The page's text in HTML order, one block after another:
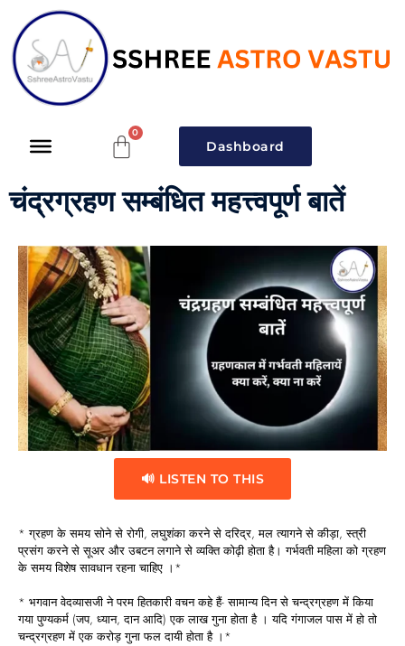
Dashboard
चंद्रग्रहण सम्बंधित महत्त्वपूर्ण बातें
🔊 LISTEN TO THIS
* ग्रहण के समय सोने से रोगी, लघुशंका करने से दरिद्र, मल त्यागने से कीड़ा, स्त्री
प्रसंग करने से सूअर और उबटन लगाने से व्यक्ति कोढ़ी होता है। गर्भवती महिला को ग्रहण
के समय विशेष सावधान रहना चाहिए ।*
* भगवान वेदव्यासजी ने परम हितकारी वचन कहे हैं- सामान्य दिन से चन्द्रग्रहण में किया
गया पुण्यकर्म (जप, ध्यान, दान आदि) एक लाख गुना होता है । यदि गंगाजल पास में हो तो
चन्द्रग्रहण में एक करोड़ गुना फल दायी होता है ।*